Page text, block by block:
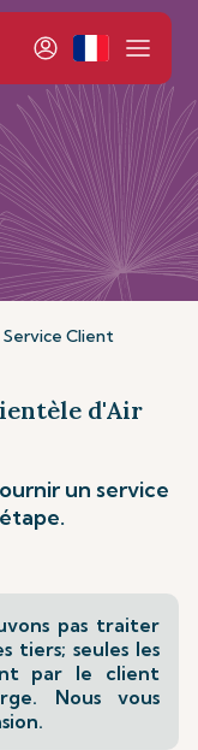
Service Client
d'Air
un service
pas traiter
tiers; seules les
par le client
Nous vous